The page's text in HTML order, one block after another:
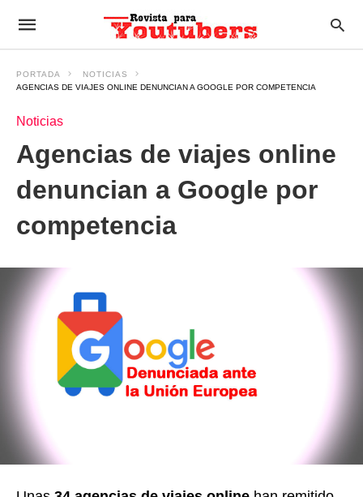
PORTADA
NOTICIAS
AGENCIAS DE VIAJES ONLINE DENUNCIAN A GOOGLE POR COMPETENCIA
Noticias
Agencias de viajes online
denuncian a Google por
competencia